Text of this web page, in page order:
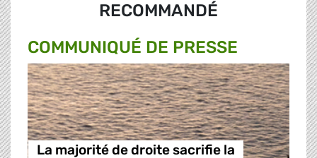
RECOMMANDÉ
COMMUNIQUÉ DE PRESSE
La majorité de droite sacrifie la